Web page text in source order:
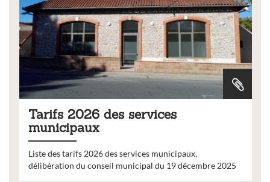
Tarifs 2026 des services
municipaux
Liste des tarifs 2026 des services municipaux,
délibération du conseil municipal du 19 décembre 2025